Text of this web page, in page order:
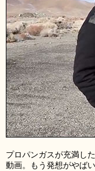
プロパンガスが充満し
動画。もう発想がやばい